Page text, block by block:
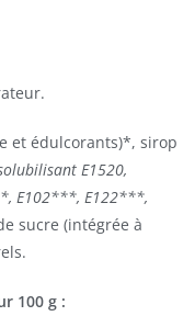
et édulcorants)*, sirop
E1520,
E102***, E122***,
sucre (intégrée à
100 g :